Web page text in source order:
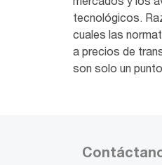
tecnológicos.
cuales las
a precios de
son solo un